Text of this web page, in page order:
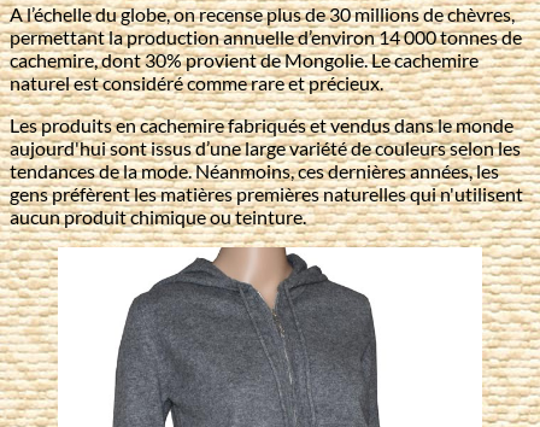
A l’échelle du globe, on recense plus de 30 millions de chèvres,
permettant la production annuelle d’environ 14 000 tonnes de
cachemire, dont 30% provient de Mongolie. Le cachemire
naturel est considéré comme rare et précieux.
Les produits en cachemire fabriqués et vendus dans le monde
aujourd'hui sont issus d’une large variété de couleurs selon les
tendances de la mode. Néanmoins, ces dernières années, les
gens préfèrent les matières premières naturelles qui n'utilisent
aucun produit chimique ou teinture.